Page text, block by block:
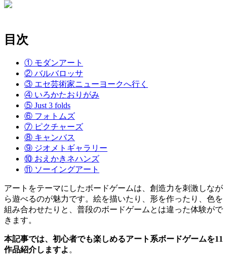
目次
① モダンアート
② バルバロッサ
③ エセ芸術家ニューヨークへ行く
④ いろかたおりがみ
⑤ Just 3 folds
⑥ フォトムズ
⑦ ピクチャーズ
⑧ キャンバス
⑨ ジオメトギャラリー
⑩ おえかきネハンズ
⑪ ソーイングアート
アートをテーマにしたボードゲームは、創造力を刺激しなが
ら遊べるのが魅力です。絵を描いたり、形を作ったり、色を
組み合わせたりと、普段のボードゲームとは違った体験がで
きます。
本記事では、初心者でも楽しめるアート系ボードゲームを11
作品紹介しますよ 。